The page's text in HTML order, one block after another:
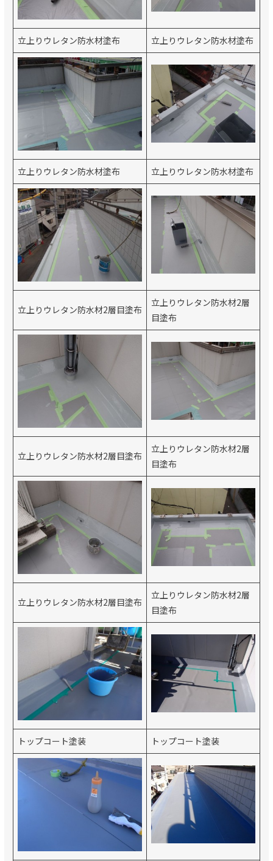
立上りウレタン防水材塗布 立上りウレタン防水材塗布
立上りウレタン防水材塗布 立上りウレタン防水材塗布
立上りウレタン防水材2層目塗布
立上りウレタン防水材2層
目塗布
立上りウレタン防水材2層目塗布
立上りウレタン防水材2層
目塗布
立上りウレタン防水材2層目塗布
立上りウレタン防水材2層
目塗布
トップコート塗装 トップコート塗装